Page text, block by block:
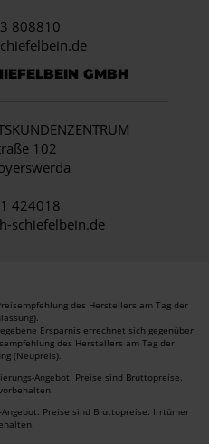
808810
GMBH
102
424018
schiefelbein.de
des Herstellers am Tag der
Ersparnis errechnet sich gegenüber
des Herstellers am Tag der
(Neupreis).
Angebot. Preise sind Bruttopreise.
Preise sind Bruttopreise. Irrtümer